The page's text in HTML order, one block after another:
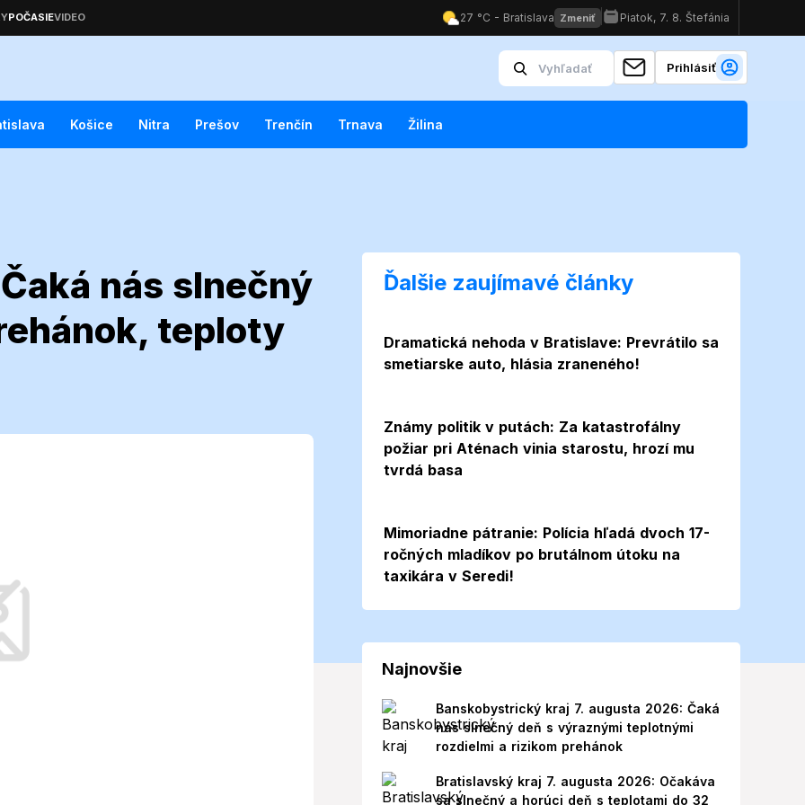
Prihlásiť
Košice Nitra Prešov Trenčín Trnava Žilina
nás slnečný
teploty
Čaká nás
možnosťou
slnečných lúčov a možnosti
aj návštevníkov mesta.
Ďalšie zaujímavé články
Dramatická nehoda v Bratislave: Prevrátilo sa
smetiarske auto, hlásia zraneného!
Známy politik v putách: Za katastrofálny
požiar pri Aténach vinia starostu, hrozí mu
tvrdá basa
Mimoriadne pátranie: Polícia hľadá dvoch 17-
ročných mladíkov po brutálnom útoku na
taxikára v Seredi!
Najnovšie
Banskobystrický kraj 7. augusta 2026: Čaká
nás slnečný deň s výraznými teplotnými
rozdielmi a rizikom prehánok
Bratislavský kraj 7. augusta 2026: Očakáva
sa slnečný a horúci deň s teplotami do 32